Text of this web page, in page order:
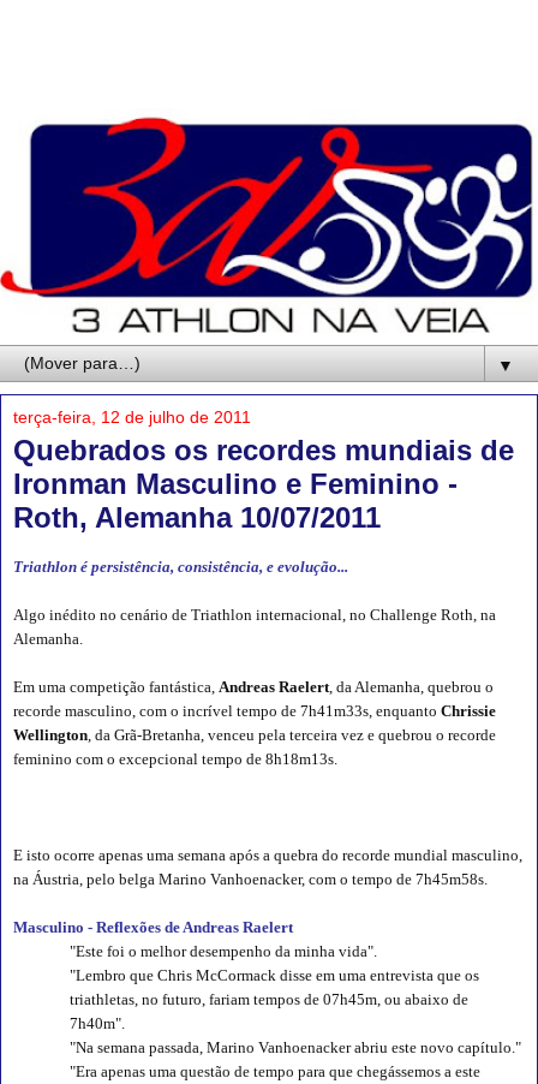
▼
terça-feira, 12 de julho de 2011
Quebrados os recordes mundiais de
Ironman Masculino e Feminino -
Roth, Alemanha 10/07/2011
Triathlon é persistência, consistência, e evolução...
Algo inédito no cenário de Triathlon internacional, no Challenge Roth, na
Alemanha.
Em uma competição fantástica, Andreas Raelert , da Alemanha, quebrou o
recorde masculino, com o incrível tempo de 7h41m33s, enquanto Chrissie
Wellington , da Grã-Bretanha, venceu pela terceira vez e quebrou o recorde
feminino com o excepcional tempo de 8h18m13s.
E isto ocorre apenas uma semana após a quebra do recorde mundial masculino,
na Áustria, pelo belga Marino Vanhoenacker, com o tempo de 7h45m58s.
Masculino - Reflexões de Andreas Raelert
"Este foi o melhor desempenho da minha vida".
"Lembro que Chris McCormack disse em uma entrevista que os
triathletas, no futuro, fariam tempos de 07h45m, ou abaixo de
7h40m".
"Na semana passada, Marino Vanhoenacker abriu este novo capítulo."
"Era apenas uma questão de tempo para que chegássemos a este